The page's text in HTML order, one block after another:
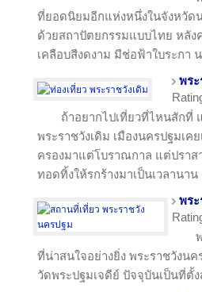
ที่ยอดนิยมอีกแห่งหนึ่งในจังหวัด
ด้วยสถาปัตยกรรมแบบไทย หลัง
เคลือบสีงดงาม มีช่อฟ้าใบระกา
พระ
ถ้าอยากไปเที่ยวที่ไหนสักที่
พระราชวังเดิม เมืองนครปฐมเ
ครองมาแต่โบราณกาล แต่ปราส
ทอดทิ้งให้รกร้างมาเป็นเวลานา
พระ
ที่น่าสนใจอย่างยิ่ง พระราชวังน
วัดพระปฐมเจดีย์ ปัจจุบันเป็นที่ตั้